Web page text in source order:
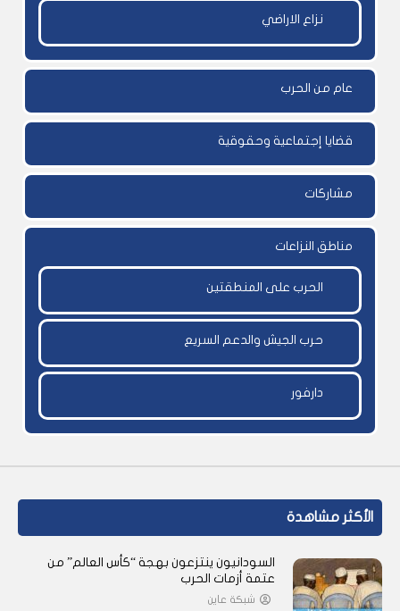
نزاع الاراضي
عام من الحرب
قضايا إجتماعية وحقوقية
مشاركات
مناطق النزاعات
الحرب على المنطقتين
حرب الجيش والدعم السريع
دارفور
الأكثر مشاهدة
السودانيون ينتزعون بهجة “كأس العالم” من
عتمة أزمات الحرب
شبكة عاين